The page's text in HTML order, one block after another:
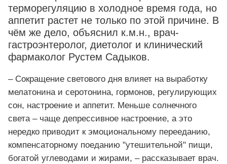
терморегуляцию в холодное время года, но
аппетит растет не только по этой причине. В
чём же дело, объяснил к.м.н., врач-
гастроэнтеролог, диетолог и клинический
фармаколог Рустем Садыков.
– Сокращение светового дня влияет на выработку
мелатонина и серотонина, гормонов, регулирующих
сон, настроение и аппетит. Меньше солнечного
света – чаще депрессивное настроение, а это
нередко приводит к эмоциональному перееданию,
компенсаторному поеданию "утешительной" пищи,
богатой углеводами и жирами, – рассказывает врач.